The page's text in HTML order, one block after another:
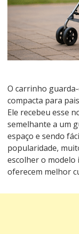
O carrinho
compacta para
Ele recebeu esse
semelhante a um
espaço e sendo
popularidade,
escolher o modelo
oferecem melhor